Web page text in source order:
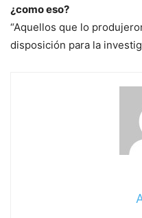
¿como eso?
“Aquellos que lo
disposición para la